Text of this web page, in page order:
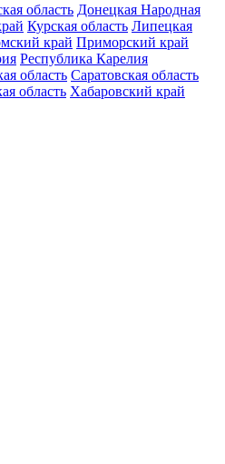
область Донецкая Народная
Курская область Липецкая
край Приморский край
Республика Карелия
область Саратовская область
область Хабаровский край